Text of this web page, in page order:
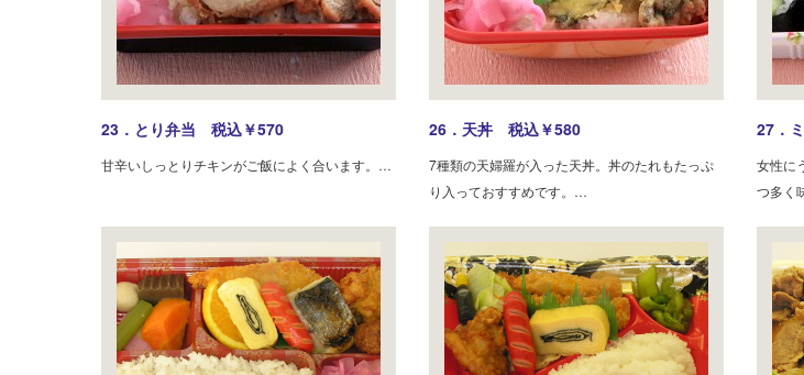
23．とり弁当 税込￥570
甘辛いしっとりチキンがご飯によく合います。…
26．天丼 税込￥580
7種類の天婦羅が入った天丼。丼のたれもたっぷ
り入っておすすめです。…
27．
女性に
つ多く